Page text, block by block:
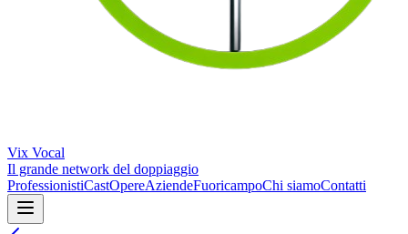
Vix Vocal
Il grande network del doppiaggio
ProfessionistiCastOpereAziendeFuoricampoChi siamoContatti